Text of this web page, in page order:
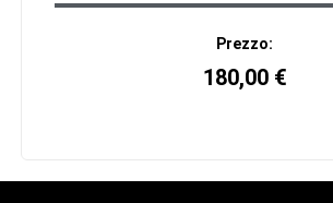
Prezzo:
180,00 €